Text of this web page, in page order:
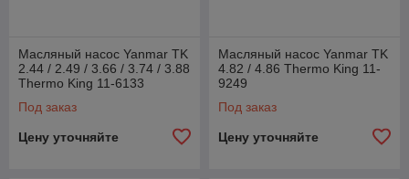
Масляный насос Yanmar TK
2.44 / 2.49 / 3.66 / 3.74 / 3.88
Thermo King 11-6133
Под заказ
Цену уточняйте
Масляный насос Yanmar TK
4.82 / 4.86 Thermo King 11-
9249
Под заказ
Цену уточняйте